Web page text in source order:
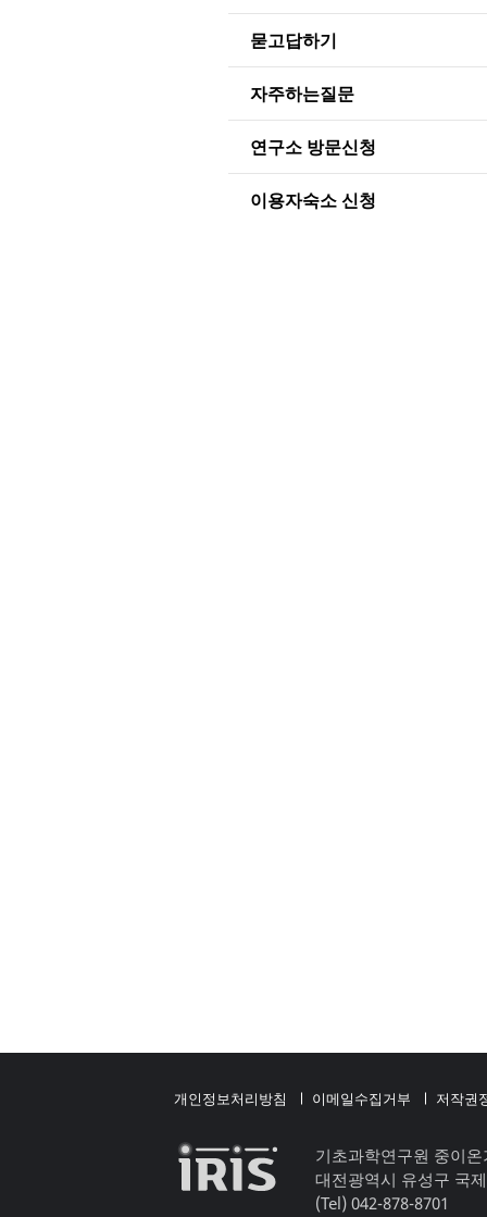
묻고답하기
자주하는질문
연구소 방문신청
이용자숙소 신청
개인정보처리방침 이메일수집거부 저작권
기초과학연구원 중이
대전광역시 유성구 국
(Tel) 042-878-8701